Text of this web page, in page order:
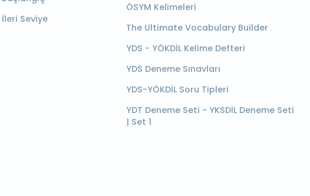
İleri Seviye
ÖSYM Kelimeleri
The Ultimate Vocabulary Builder
YDS - YÖKDİL Kelime Defteri
YDS Deneme Sınavları
YDS-YÖKDİL Soru Tipleri
YDT Deneme Seti - YKSDİL Deneme Seti
| Set 1